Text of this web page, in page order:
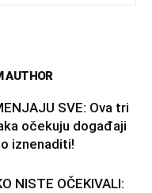
AUTHOR
SVE: Ova tri
očekuju događaji
iznenaditi!
NISTE OČEKIVALI: